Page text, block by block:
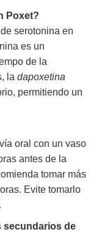
Poxet?
serotonina en
es un
de la
la dapoxetina
permitiendo un
oral con un vaso
antes de la
tomar más
Evite tomarlo
secundarios de